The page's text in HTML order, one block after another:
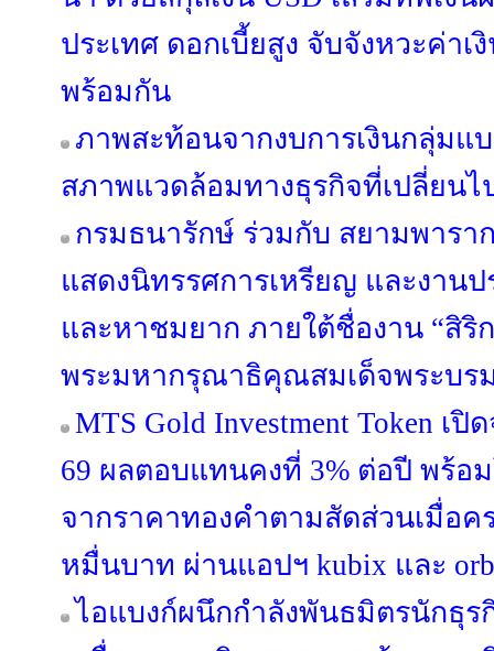
ประเทศ ดอกเบี้ยสูง จับจังหวะค่าเ
พร้อมกัน
ภาพสะท้อนจากงบการเงินกลุ่มแ
สภาพแวดล้อมทางธุรกิจที่เปลี่ยนไ
กรมธนารักษ์ ร่วมกับ สยามพารา
แสดงนิทรรศการเหรียญ และงา
และหาชมยาก ภายใต้ชื่องาน “สิ
พระมหากรุณาธิคุณสมเด็จพระบร
MTS Gold Investment Token เ
69 ผลตอบแทนคงที่ 3% ต่อปี พร้อ
จากราคาทองคำตามสัดส่วนเมื่อค
หมื่นบาท ผ่านแอปฯ kubix และ
ไอแบงก์ผนึกกำลังพันธมิตรนักธุ